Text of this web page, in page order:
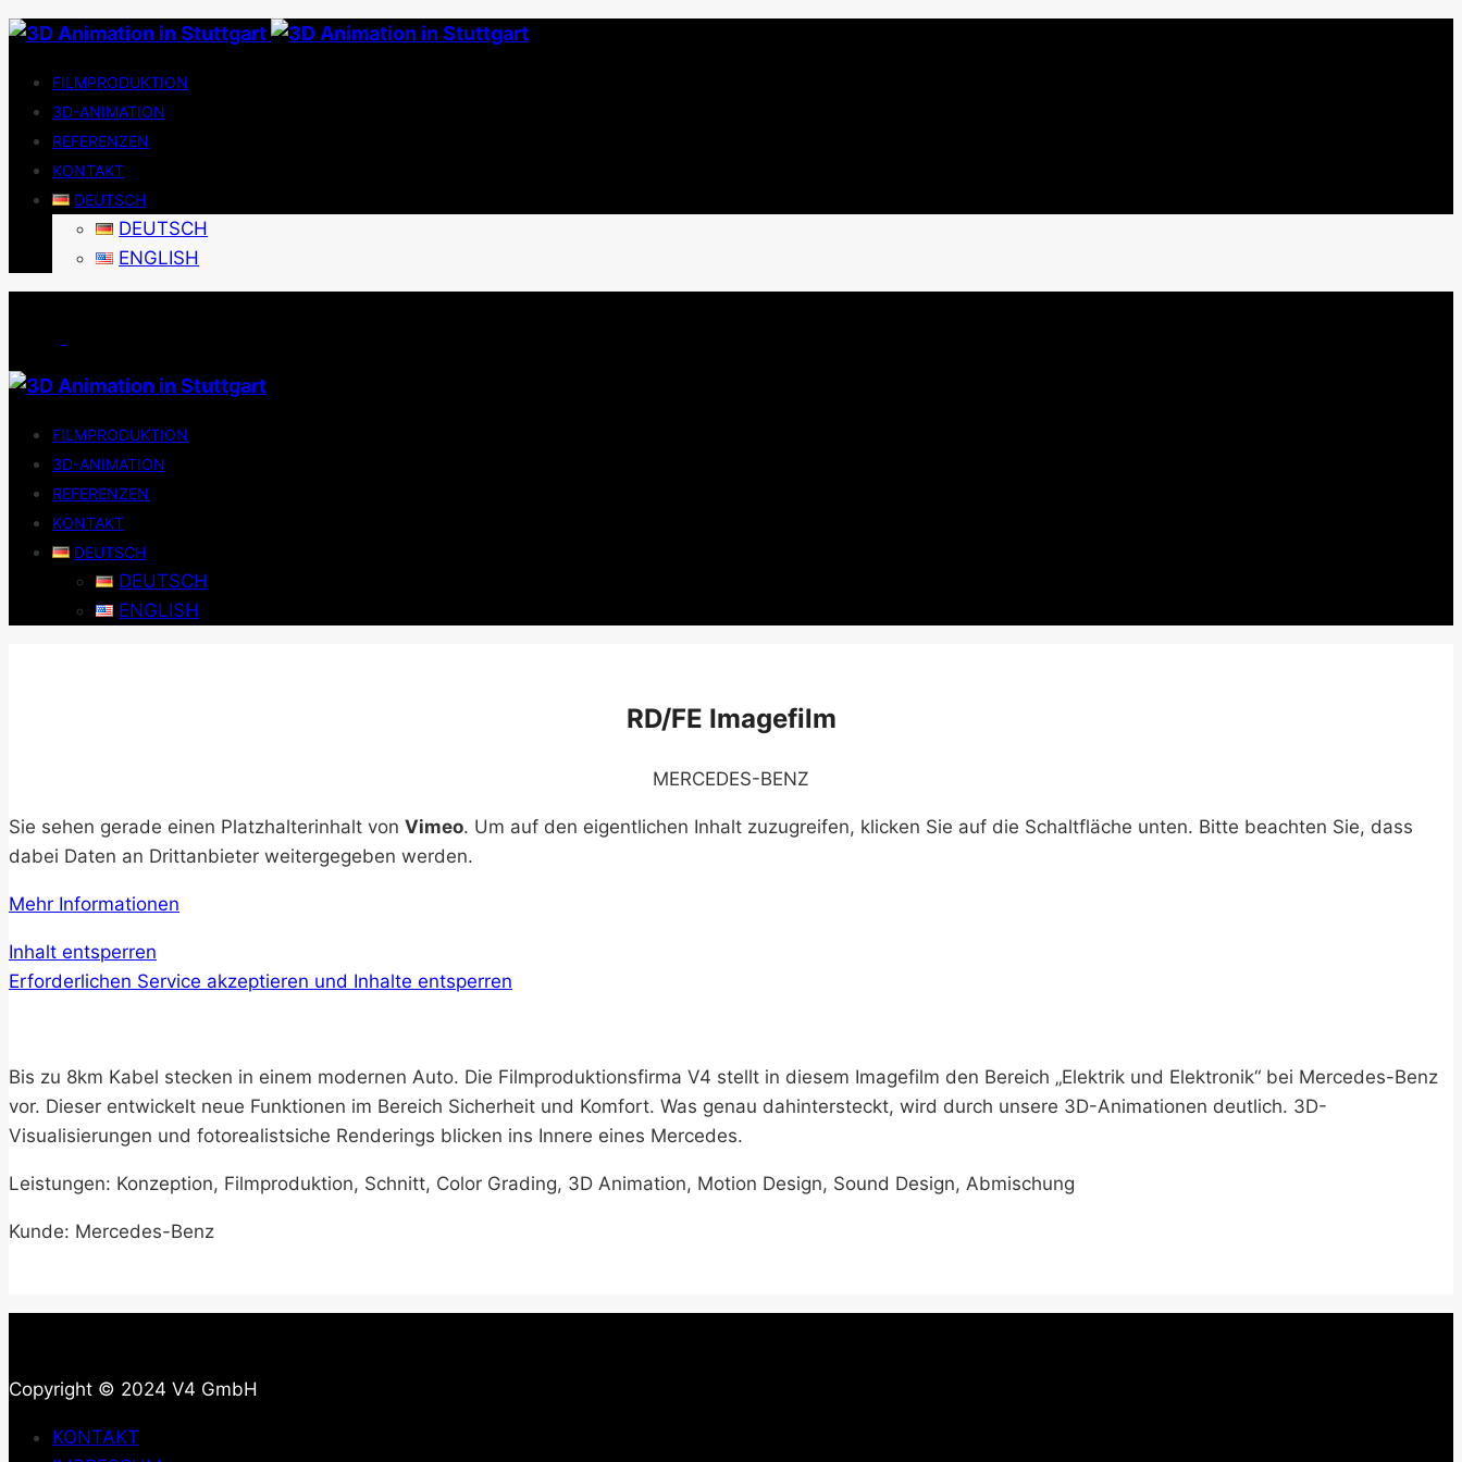
FILMPRODUKTION
3D-ANIMATION
REFERENZEN
KONTAKT
DEUTSCH
DEUTSCH
ENGLISH
FILMPRODUKTION
3D-ANIMATION
REFERENZEN
KONTAKT
DEUTSCH
DEUTSCH
ENGLISH
RD/FE Imagefilm
MERCEDES-BENZ
Sie sehen gerade einen Platzhalterinhalt von Vimeo. Um auf den eigentlichen Inhalt zuzugreifen, klicken Sie auf die Schaltfläche unten. Bitte beachten Sie, dass
dabei Daten an Drittanbieter weitergegeben werden.
Mehr Informationen
Inhalt entsperren
Erforderlichen Service akzeptieren und Inhalte entsperren
Bis zu 8km Kabel stecken in einem modernen Auto. Die Filmproduktionsfirma V4 stellt in diesem Imagefilm den Bereich „Elektrik und Elektronik“ bei Mercedes-Benz
vor. Dieser entwickelt neue Funktionen im Bereich Sicherheit und Komfort. Was genau dahintersteckt, wird durch unsere 3D-Animationen deutlich. 3D-
Visualisierungen und fotorealistsiche Renderings blicken ins Innere eines Mercedes.
Leistungen: Konzeption, Filmproduktion, Schnitt, Color Grading, 3D Animation, Motion Design, Sound Design, Abmischung
Kunde: Mercedes-Benz
Copyright © 2024 V4 GmbH
KONTAKT